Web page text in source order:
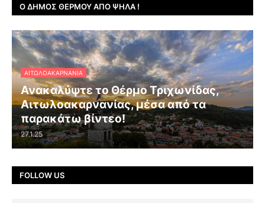
Ο ΔΉΜΟΣ ΘΈΡΜΟΥ ΑΠΌ ΨΗΛΆ !
ΑΙΤΩΛΟΑΚΑΡΝΑΝΊΑ
Ανακαλύψτε το Θέρμο Τριχωνίδας,
Αιτωλοακαρνανίας, μέσα από τα
παρακάτω βίντεο!
27.1.25
FOLLOW US